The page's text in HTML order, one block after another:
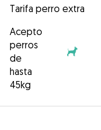
Tarifa perro extra
Acepto
perros
de
hasta
45kg